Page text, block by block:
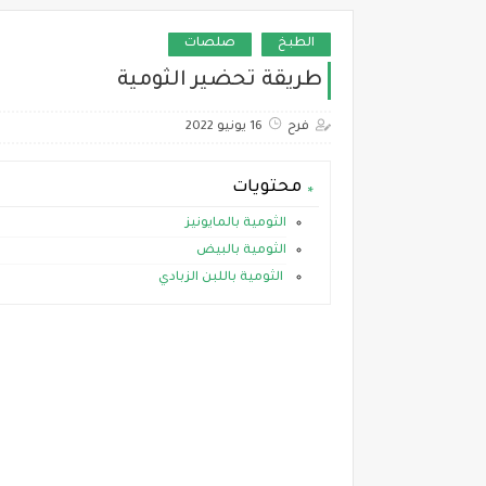
الطبخ صلصات
طريقة تحضير الثومية
فرح 16 يونيو 2022
محتويات
الثومية بالمايونيز
الثومية بالبيض
الثومية باللبن الزبادي